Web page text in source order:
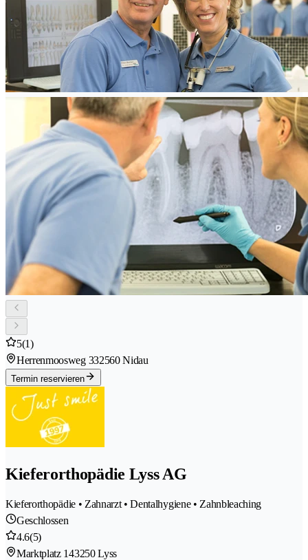
5(1)
Herrenmoosweg 332560 Nidau
Termin reservieren
Kieferorthopädie Lyss AG
Kieferorthopädie • Zahnarzt • Dentalhygiene • Zahnbleaching
Geschlossen
4.6(5)
Marktplatz 143250 Lyss